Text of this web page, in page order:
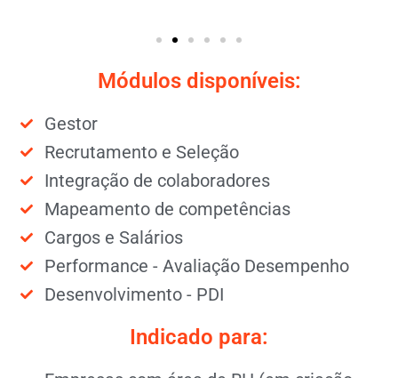
Módulos disponíveis:
Gestor
Recrutamento e Seleção
Integração de colaboradores
Mapeamento de competências
Cargos e Salários
Performance - Avaliação Desempenho
Desenvolvimento - PDI
Indicado para: